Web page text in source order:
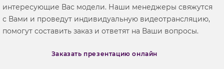
интересующие Вас модели. Наши менеджеры свяжутся
с Вами и проведут индивидуальную видеотрансляцию,
помогут составить заказ и ответят на Ваши вопросы.
Заказать презентацию онлайн